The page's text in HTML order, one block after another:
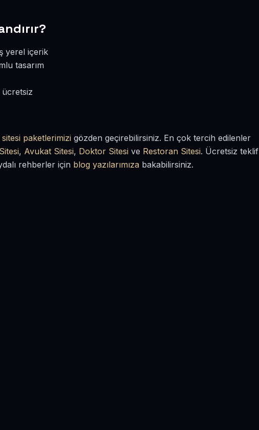
yerel içerik
tasarım
ücretsiz
paketlerimizi gözden geçirebilirsiniz. En çok tercih edilenler
, Avukat Sitesi, Doktor Sitesi ve Restoran Sitesi. Ücretsiz teklif
rehberler için blog yazılarımıza bakabilirsiniz.